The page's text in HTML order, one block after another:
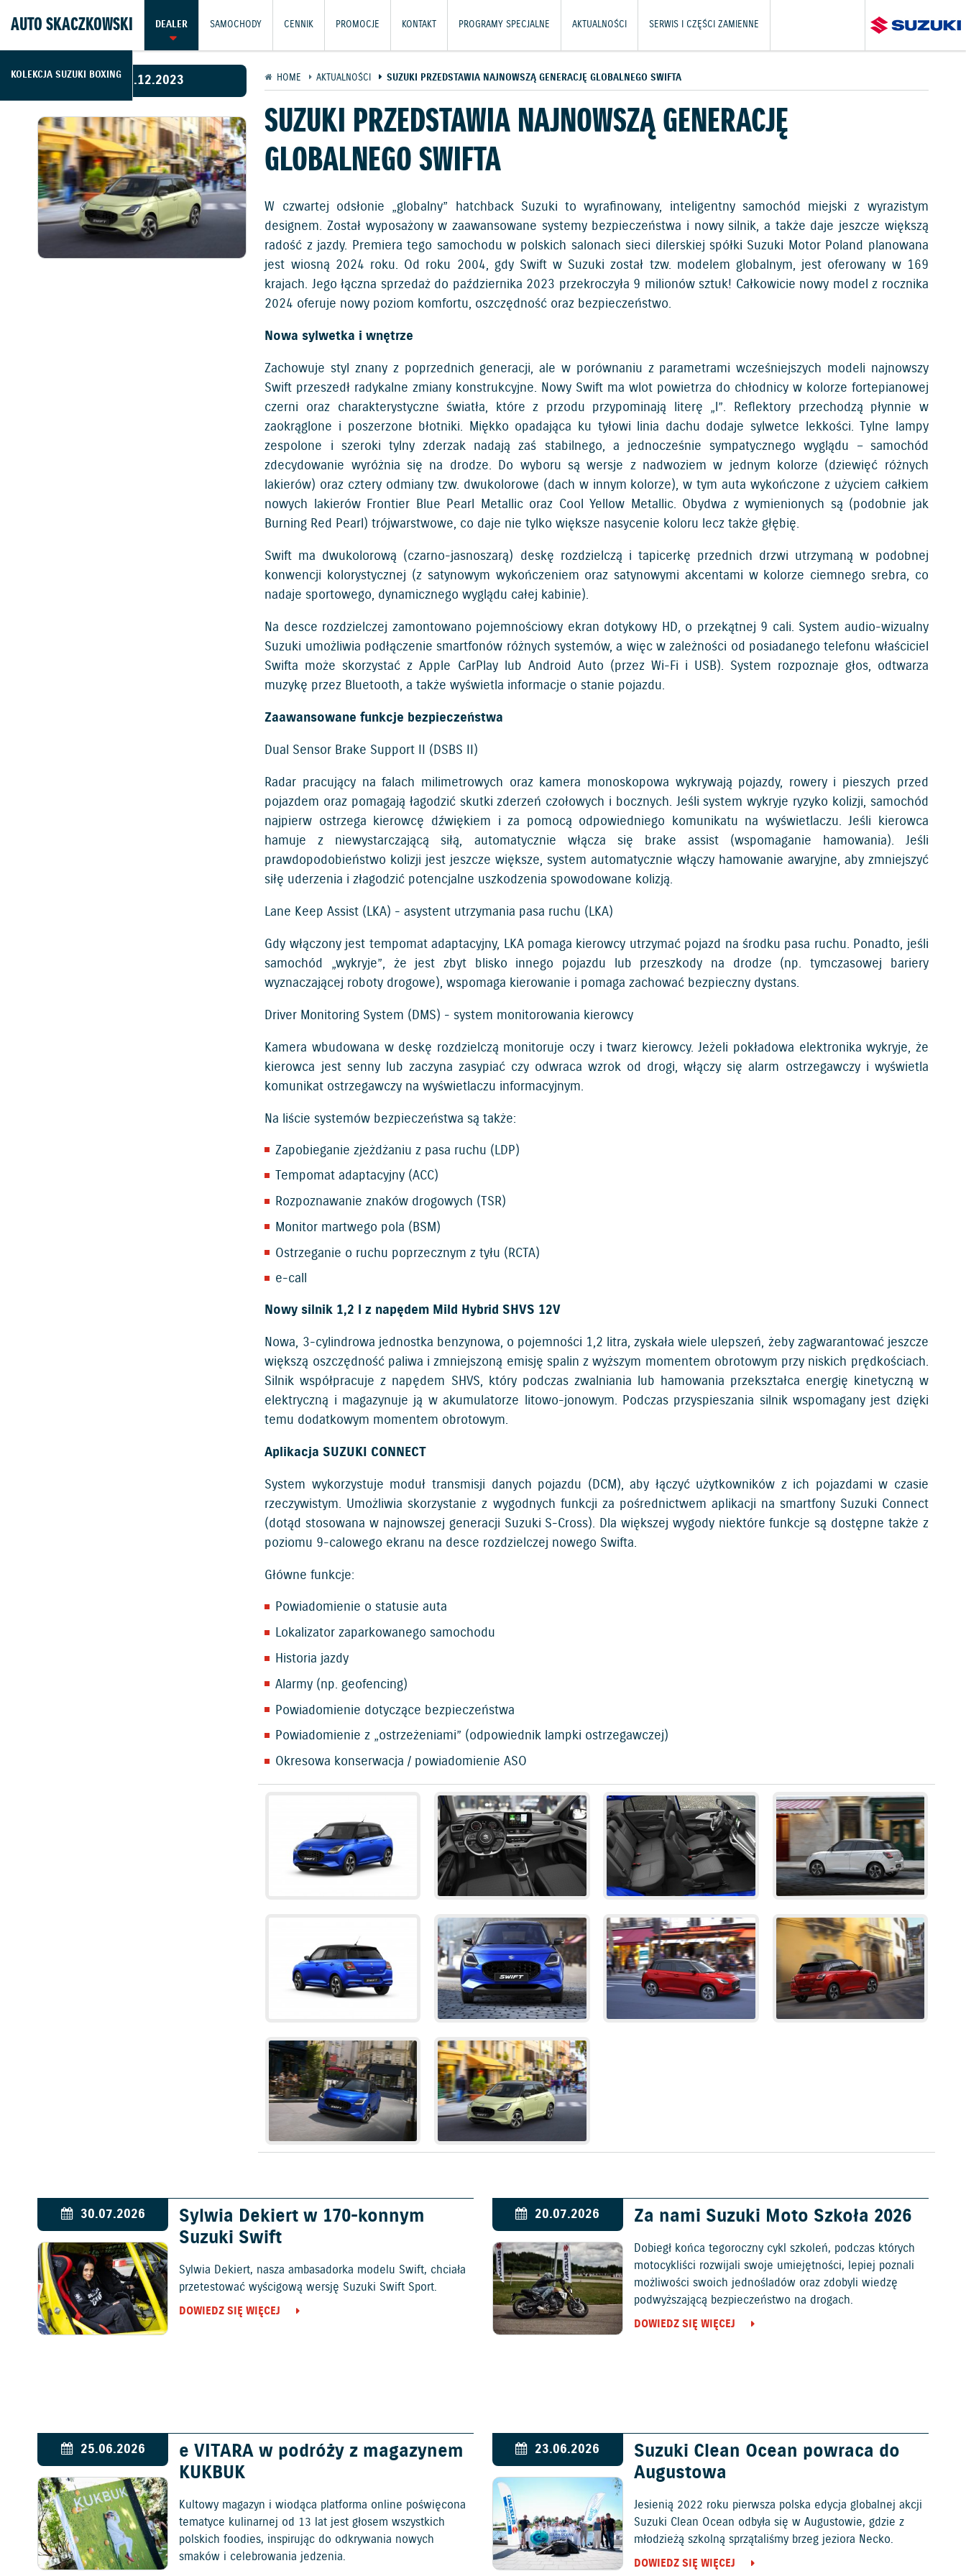
AUTO SKACZKOWSKI DEALER SAMOCHODY CENNIK PROMOCJE KONTAKT PROGRAMY SPECJALNE AKTUALNOŚCI SERWIS I CZĘŚCI ZAMIENNE
KOLEKCJA SUZUKI BOXING06.12.2023 HOME AKTUALNOŚCI SUZUKI PRZEDSTAWIA NAJNOWSZĄ GENERACJĘ GLOBALNEGO SWIFTA
SUZUKI PRZEDSTAWIA NAJNOWSZĄ GENERACJĘ
GLOBALNEGO SWIFTA
W czwartej odsłonie „globalny” hatchback Suzuki to wyrafinowany, inteligentny samochód miejski z wyrazistym
designem. Został wyposażony w zaawansowane systemy bezpieczeństwa i nowy silnik, a także daje jeszcze większą
radość z jazdy. Premiera tego samochodu w polskich salonach sieci dilerskiej spółki Suzuki Motor Poland planowana
jest wiosną 2024 roku. Od roku 2004, gdy Swift w Suzuki został tzw. modelem globalnym, jest oferowany w 169
krajach. Jego łączna sprzedaż do października 2023 przekroczyła 9 milionów sztuk! Całkowicie nowy model z rocznika
2024 oferuje nowy poziom komfortu, oszczędność oraz bezpieczeństwo.
Nowa sylwetka i wnętrze
Zachowuje styl znany z poprzednich generacji, ale w porównaniu z parametrami wcześniejszych modeli najnowszy
Swift przeszedł radykalne zmiany konstrukcyjne. Nowy Swift ma wlot powietrza do chłodnicy w kolorze fortepianowej
czerni oraz charakterystyczne światła, które z przodu przypominają literę „l”. Reflektory przechodzą płynnie w
zaokrąglone i poszerzone błotniki. Miękko opadająca ku tyłowi linia dachu dodaje sylwetce lekkości. Tylne lampy
zespolone i szeroki tylny zderzak nadają zaś stabilnego, a jednocześnie sympatycznego wyglądu – samochód
zdecydowanie wyróżnia się na drodze. Do wyboru są wersje z nadwoziem w jednym kolorze (dziewięć różnych
lakierów) oraz cztery odmiany tzw. dwukolorowe (dach w innym kolorze), w tym auta wykończone z użyciem całkiem
nowych lakierów Frontier Blue Pearl Metallic oraz Cool Yellow Metallic. Obydwa z wymienionych są (podobnie jak
Burning Red Pearl) trójwarstwowe, co daje nie tylko większe nasycenie koloru lecz także głębię.
Swift ma dwukolorową (czarno-jasnoszarą) deskę rozdzielczą i tapicerkę przednich drzwi utrzymaną w podobnej
konwencji kolorystycznej (z satynowym wykończeniem oraz satynowymi akcentami w kolorze ciemnego srebra, co
nadaje sportowego, dynamicznego wyglądu całej kabinie).
Na desce rozdzielczej zamontowano pojemnościowy ekran dotykowy HD, o przekątnej 9 cali. System audio-wizualny
Suzuki umożliwia podłączenie smartfonów różnych systemów, a więc w zależności od posiadanego telefonu właściciel
Swifta może skorzystać z Apple CarPlay lub Android Auto (przez Wi-Fi i USB). System rozpoznaje głos, odtwarza
muzykę przez Bluetooth, a także wyświetla informacje o stanie pojazdu.
Zaawansowane funkcje bezpieczeństwa
Dual Sensor Brake Support II (DSBS II)
Radar pracujący na falach milimetrowych oraz kamera monoskopowa wykrywają pojazdy, rowery i pieszych przed
pojazdem oraz pomagają łagodzić skutki zderzeń czołowych i bocznych. Jeśli system wykryje ryzyko kolizji, samochód
najpierw ostrzega kierowcę dźwiękiem i za pomocą odpowiedniego komunikatu na wyświetlaczu. Jeśli kierowca
hamuje z niewystarczającą siłą, automatycznie włącza się brake assist (wspomaganie hamowania). Jeśli
prawdopodobieństwo kolizji jest jeszcze większe, system automatycznie włączy hamowanie awaryjne, aby zmniejszyć
siłę uderzenia i złagodzić potencjalne uszkodzenia spowodowane kolizją.
Lane Keep Assist (LKA) - asystent utrzymania pasa ruchu (LKA)
Gdy włączony jest tempomat adaptacyjny, LKA pomaga kierowcy utrzymać pojazd na środku pasa ruchu. Ponadto, jeśli
samochód „wykryje”, że jest zbyt blisko innego pojazdu lub przeszkody na drodze (np. tymczasowej bariery
wyznaczającej roboty drogowe), wspomaga kierowanie i pomaga zachować bezpieczny dystans.
Driver Monitoring System (DMS) - system monitorowania kierowcy
Kamera wbudowana w deskę rozdzielczą monitoruje oczy i twarz kierowcy. Jeżeli pokładowa elektronika wykryje, że
kierowca jest senny lub zaczyna zasypiać czy odwraca wzrok od drogi, włączy się alarm ostrzegawczy i wyświetla
komunikat ostrzegawczy na wyświetlaczu informacyjnym.
Na liście systemów bezpieczeństwa są także:
Zapobieganie zjeżdżaniu z pasa ruchu (LDP)
Tempomat adaptacyjny (ACC)
Rozpoznawanie znaków drogowych (TSR)
Monitor martwego pola (BSM)
Ostrzeganie o ruchu poprzecznym z tyłu (RCTA)
e-call
Nowy silnik 1,2 l z napędem Mild Hybrid SHVS 12V
Nowa, 3-cylindrowa jednostka benzynowa, o pojemności 1,2 litra, zyskała wiele ulepszeń, żeby zagwarantować jeszcze
większą oszczędność paliwa i zmniejszoną emisję spalin z wyższym momentem obrotowym przy niskich prędkościach.
Silnik współpracuje z napędem SHVS, który podczas zwalniania lub hamowania przekształca energię kinetyczną w
elektryczną i magazynuje ją w akumulatorze litowo-jonowym. Podczas przyspieszania silnik wspomagany jest dzięki
temu dodatkowym momentem obrotowym.
Aplikacja SUZUKI CONNECT
System wykorzystuje moduł transmisji danych pojazdu (DCM), aby łączyć użytkowników z ich pojazdami w czasie
rzeczywistym. Umożliwia skorzystanie z wygodnych funkcji za pośrednictwem aplikacji na smartfony Suzuki Connect
(dotąd stosowana w najnowszej generacji Suzuki S-Cross). Dla większej wygody niektóre funkcje są dostępne także z
poziomu 9-calowego ekranu na desce rozdzielczej nowego Swifta.
Główne funkcje:
Powiadomienie o statusie auta
Lokalizator zaparkowanego samochodu
Historia jazdy
Alarmy (np. geofencing)
Powiadomienie dotyczące bezpieczeństwa
Powiadomienie z „ostrzeżeniami” (odpowiednik lampki ostrzegawczej)
Okresowa konserwacja / powiadomienie ASO
30.07.2026
Sylwia Dekiert w 170-konnym
Suzuki Swift
Sylwia Dekiert, nasza ambasadorka modelu Swift, chciała
przetestować wyścigową wersję Suzuki Swift Sport.
DOWIEDZ SIĘ WIĘCEJ
20.07.2026 Za nami Suzuki Moto Szkoła 2026
Dobiegł końca tegoroczny cykl szkoleń, podczas których
motocykliści rozwijali swoje umiejętności, lepiej poznali
możliwości swoich jednośladów oraz zdobyli wiedzę
podwyższającą bezpieczeństwo na drogach.
DOWIEDZ SIĘ WIĘCEJ
25.06.2026
e VITARA w podróży z magazynem
KUKBUK
Kultowy magazyn i wiodąca platforma online poświęcona
tematyce kulinarnej od 13 lat jest głosem wszystkich
polskich foodies, inspirując do odkrywania nowych
smaków i celebrowania jedzenia.
23.06.2026
Suzuki Clean Ocean powraca do
Augustowa
Jesienią 2022 roku pierwsza polska edycja globalnej akcji
Suzuki Clean Ocean odbyła się w Augustowie, gdzie z
młodzieżą szkolną sprzątaliśmy brzeg jeziora Necko.
DOWIEDZ SIĘ WIĘCEJ